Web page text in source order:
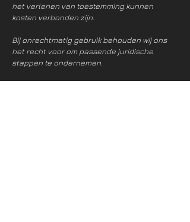
het verlenen van toestemming kunnen
kosten verbonden zijn.
Bij onrechtmatig gebruik behouden wij ons
het recht voor om passende juridische
stappen te ondernemen.